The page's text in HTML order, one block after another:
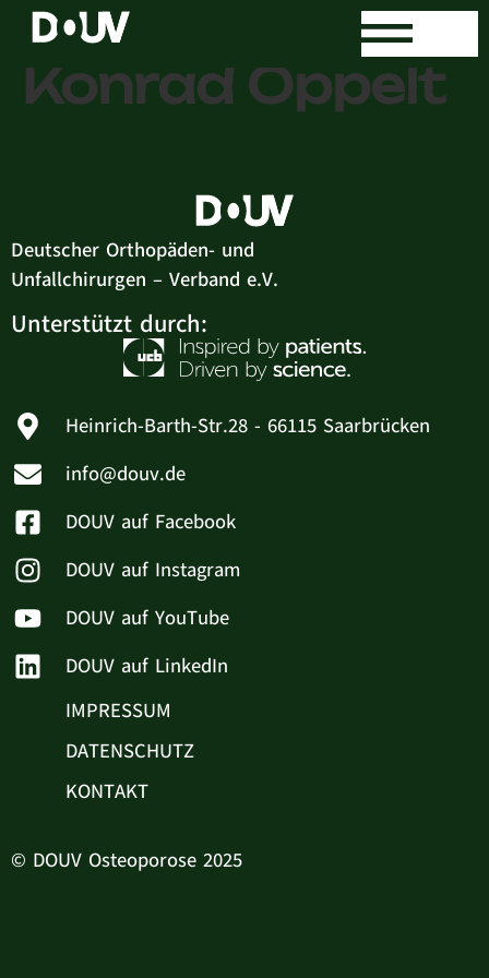
Dr. med.
Konrad Oppelt
Deutscher Orthopäden- und
Unfallchirurgen – Verband e.V.
Unterstützt durch:
Heinrich-Barth-Str.28 - 66115 Saarbrücken
info@douv.de
DOUV auf Facebook
DOUV auf Instagram
DOUV auf YouTube
DOUV auf LinkedIn
IMPRESSUM
DATENSCHUTZ
KONTAKT
© DOUV Osteoporose 2025